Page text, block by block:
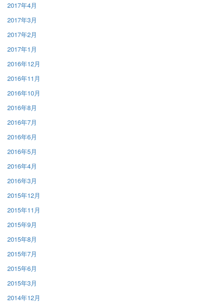
2017年4月
2017年3月
2017年2月
2017年1月
2016年12月
2016年11月
2016年10月
2016年8月
2016年7月
2016年6月
2016年5月
2016年4月
2016年3月
2015年12月
2015年11月
2015年9月
2015年8月
2015年7月
2015年6月
2015年3月
2014年12月